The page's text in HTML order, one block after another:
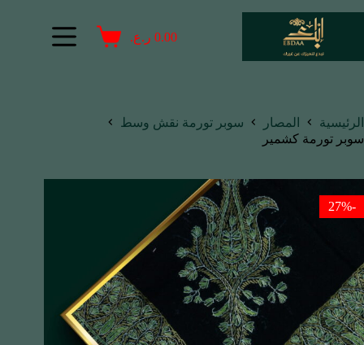
0.00 ر.ع.
الرئيسية المصار
سوبر تورمة نقش وسط
سوبر تورمة كشمير
-27%